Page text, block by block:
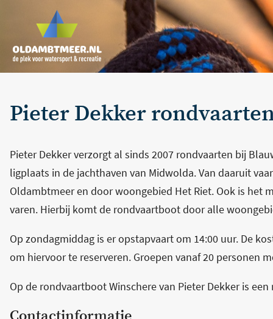
Pieter Dekker
Pieter Dekker verzorgt al sinds 2007 rondvaarten bij
ligplaats in de jachthaven van Midwolda. Van daaruit
Oldambtmeer en door woongebied Het Riet. Ook is het
varen. Hierbij komt de rondvaartboot door alle
Op zondagmiddag is er opstapvaart om 14:00 uur. De
om hiervoor te reserveren. Groepen vanaf 20 personen
Op de rondvaartboot Winschere van Pieter Dekker is